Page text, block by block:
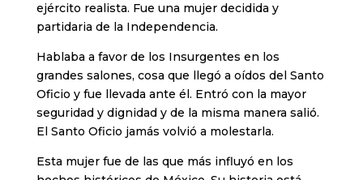
ejército realista. Fue una mujer decidida y
partidaria de la Independencia.
Hablaba a favor de los Insurgentes en los
grandes salones, cosa que llegó a oídos del Santo
Oficio y fue llevada ante él. Entró con la mayor
seguridad y dignidad y de la misma manera salió.
El Santo Oficio jamás volvió a molestarla.
Esta mujer fue de las que más influyó en los